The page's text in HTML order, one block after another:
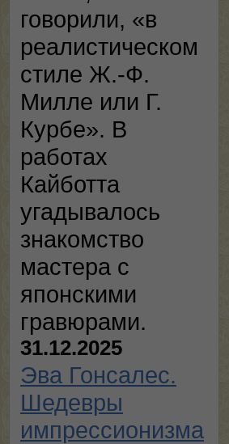
говорили, «в
реалистическом
стиле Ж.-Ф.
Милле или Г.
Курбе». В
работах
Кайботта
угадывалось
знакомство
мастера с
японскими
гравюрами.
31.12.2025
Эва Гонсалес.
Шедевры
импрессионизма